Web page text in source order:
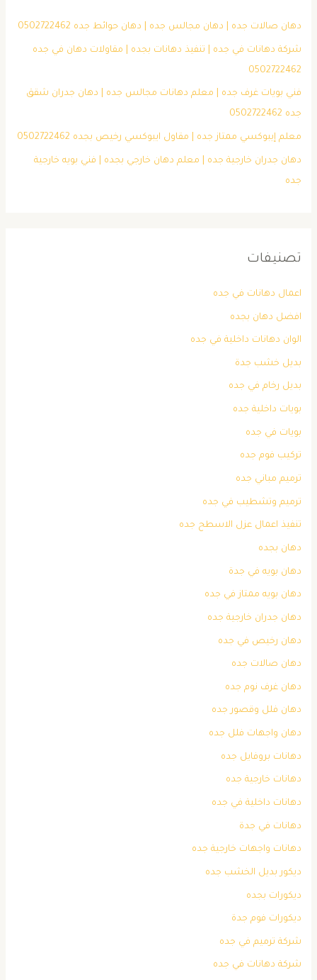
دهان صالات جده | دهان مجالس جده | دهان حوائط جده 0502722462
شركة دهانات في جده | تنفيذ دهانات بجده | مقاولات دهان في جده
0502722462
فني بويات غرف جده | معلم دهانات مجالس جده | دهان جدران شقق
جده 0502722462
معلم إيبوكسي ممتاز جده | مقاول ايبوكسي رخيص بجده 0502722462
دهان جدران خارجية جده | معلم دهان خارجي بجده | فني بويه خارجية
جده
تصنيفات
اعمال دهانات في جده
افضل دهان بجده
الوان دهانات داخلية في جده
بديل خشب جدة
بديل رخام في جده
بويات داخلية جده
بويات في جده
تركيب فوم جده
ترميم مباني جده
ترميم وتشطيب في جده
تنفيذ اعمال عزل الاسطح جده
دهان بجده
دهان بويه في جدة
دهان بويه ممتاز في جده
دهان جدران خارجية جده
دهان رخيص في جده
دهان صالات جده
دهان غرف نوم جده
دهان فلل وقصور جده
دهان واجهات فلل جده
دهانات بروفايل جده
دهانات خارجية جده
دهانات داخلية في جده
دهانات في جدة
دهانات واجهات خارجية جده
ديكور بديل الخشب جده
ديكورات بجده
ديكورات فوم جدة
شركة ترميم في جده
شركة دهانات في جده